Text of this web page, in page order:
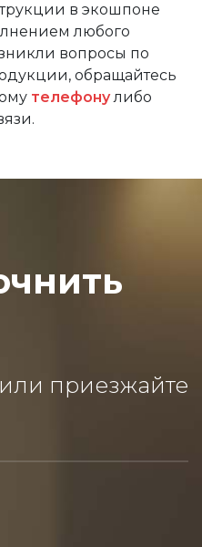
в экошпоне
любого
вопросы по
обращайтесь
телефонулибо
приезжайте